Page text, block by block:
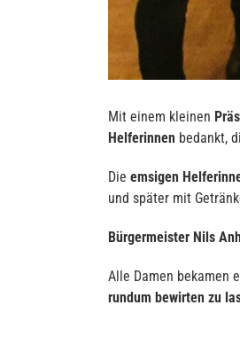
Mit einem kleinen
Helferinnen bedankt,
Die emsigen
und später mit
Bürgermeister Nils
Alle Damen bekamen
rundum bewirten zu